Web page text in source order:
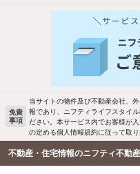
他の人はこんな条件で絞り
バス・トイレ別
駐車場あり
洗濯機置場あり
エアコンあり
新着
検索中の条件の新着物
新着メ
免責
事項
当サイトの物件及び不動産会社、
報であり、ニフティライフスタイ
ださい。本サービス内でお客様が
の定める個人情報規約に従って取り
不動産・住宅情報のニフティ不動産